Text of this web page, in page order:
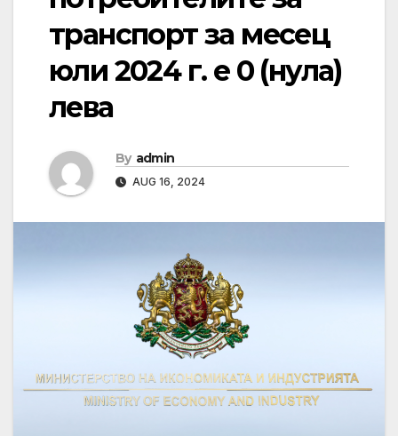
транспорт за месец
юли 2024 г. е 0 (нула)
лева
By admin
AUG 16, 2024